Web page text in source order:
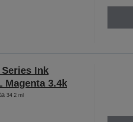
Series Ink
Magenta 3.4k
34,2 ml